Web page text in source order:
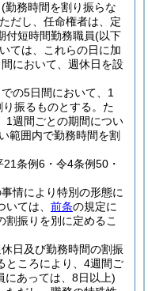
(勤務時間を割り振らな
ただし、任命権者は、定
付短時間勤務職員(以下
ては、これらの日に加
において、週休日を設
の5日間において、1
振るものとする。 た
1週間ごとの期間につい
範囲内で勤務時間を割
条例6・令4条例50・
情により特別の形態に
ては、 前条の規定に
振りを別に定めるこ
日及び勤務時間の割振
ところにより、4週間ご
にあっては、8日以上)